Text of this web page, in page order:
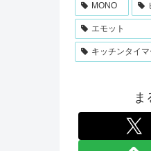
MONO
エモット
キッチンタイマ
ま